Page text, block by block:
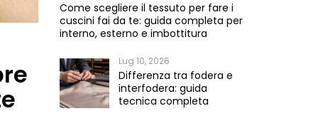
Come scegliere il tessuto per fare i
cuscini fai da te: guida completa per
interno, esterno e imbottitura
Lug 10, 2026
Differenza tra fodera e
interfodera: guida
tecnica completa